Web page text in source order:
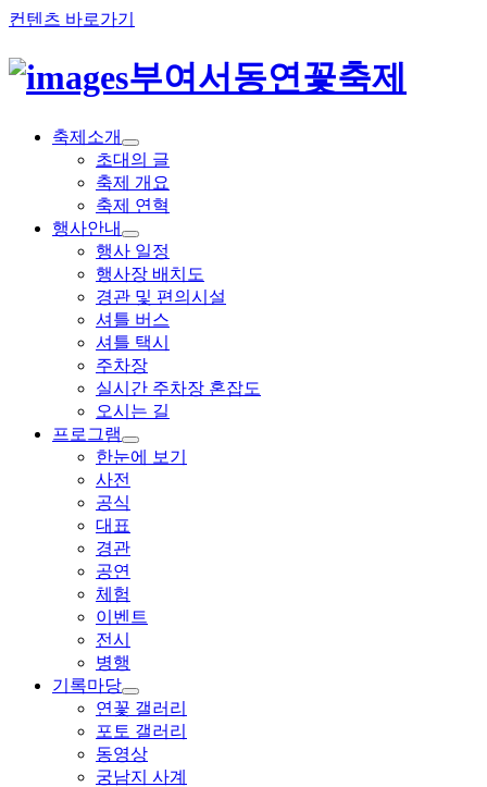
컨텐츠 바로가기
부여서동연꽃축제
축제소개
초대의 글
축제 개요
축제 연혁
행사안내
행사 일정
행사장 배치도
경관 및 편의시설
셔틀 버스
셔틀 택시
주차장
실시간 주차장 혼잡도
오시는 길
프로그램
한눈에 보기
사전
공식
대표
경관
공연
체험
이벤트
전시
병행
기록마당
연꽃 갤러리
포토 갤러리
동영상
궁남지 사계